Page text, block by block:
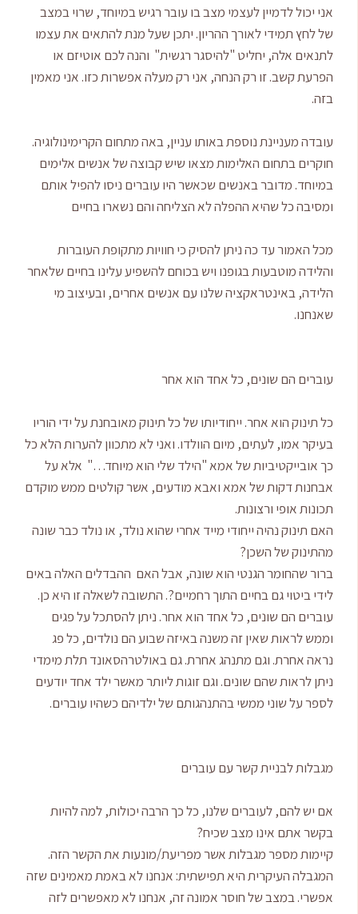
אני יכול לדמיין לעצמי מצב בו עובר רגיש במיוחד, שרוי במצב
של לחץ תמידי לאורך ההריון. יתכן שעל מנת להתאים את עצמו
לתנאים אלה, יחליט "להיסגר רגשית" והנה לכם אוטיזם או
הפרעת קשב. זו רק הנחה, אני רק מעלה אפשרות כזו. אני מאמין
בזה.
עובדה מעניינת נוספת באותו עניין, באה מתחום הקרימינולוגיה.
חוקרים בתחום האלימות מצאו שיש קבוצה של אנשים אלימים
במיוחד. מדובר באנשים שכאשר היו עוברים ניסו להפיל אותם
ומסיבה כל שהיא ההפלה לא הצליחה והם נשארו בחיים
מכל האמור עד כה ניתן להסיק כי חוויות מתקופת העוברות
והלידה מוטבעות בגופנו ויש בכוחם להשפיע עלינו בחיים שלאחר
הלידה, באינטראקציה שלנו עם אנשים אחרים, ובעיצוב מי
שאנחנו.
עוברים הם שונים, כל אחד הוא אחר
כל תינוק הוא אחר. ייחודיותו של כל תינוק מאובחנת על ידי הוריו
בעיקר אמו, לעתים, מיום הוולדו. ואני לא מתכוון להערות הלא כל
כך אובייקטיביות של אמא "הילד שלי הוא מיוחד…" אלא על
אבחנות דקות של אמא ואבא מודעים, אשר קולטים ממש מוקדם
תכונות אופי ורצונות.
האם תינוק נהיה ייחודי מייד אחרי שהוא נולד, או נולד כבר שונה
מהתינוק של השכן?
ברור שהחומר הגנטי הוא שונה, אבל האם ההבדלים האלה באים
לידי ביטוי גם בחיים התוך רחמיים?. התשובה לשאלה זו היא כן.
עוברים הם שונים, כל אחד הוא אחר. ניתן להסתכל על פגים
וממש לראות שאין זה משנה באיזה שבוע הם נולדים, כל פג
נראה אחרת. וגם מתנהג אחרת. גם באולטרהסאונד תלת מימדי
ניתן לראות שהם שונים. וגם זוגות ליותר מאשר ילד אחד יודעים
לספר על שוני ממשי בהתנהגותם של ילדיהם כשהיו עוברים.
מגבלות לבניית קשר עם עוברים
אם יש להם, לעוברים שלנו, כל כך הרבה יכולות, למה להיות
בקשר אתם אינו מצב שכיח?
קיימות מספר מגבלות אשר מפריעת/מונעות את הקשר הזה.
המגבלה העיקרית היא תפישתית: אנחנו לא באמת מאמינים שזה
אפשרי. במצב של חוסר אמונה זה, אנחנו לא מאפשרים לזה